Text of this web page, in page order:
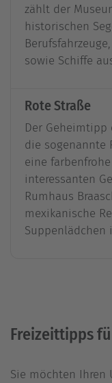
zählt der
historischen
sowie Schiffe
Rote Straße
Der
die sogenannte
eine
interessanten
Rumhaus
mexikanische
Suppenlädchen
Freizeittipps
Sie möchten Ihren